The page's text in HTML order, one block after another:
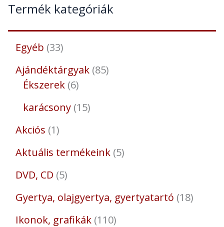
Termék kategóriák
Egyéb 33
Ajándéktárgyak 85
Ékszerek 6
karácsony 15
Akciós 1
Aktuális termékeink 5
DVD, CD 5
Gyertya, olajgyertya, gyertyatartó 18
Ikonok, grafikák 110